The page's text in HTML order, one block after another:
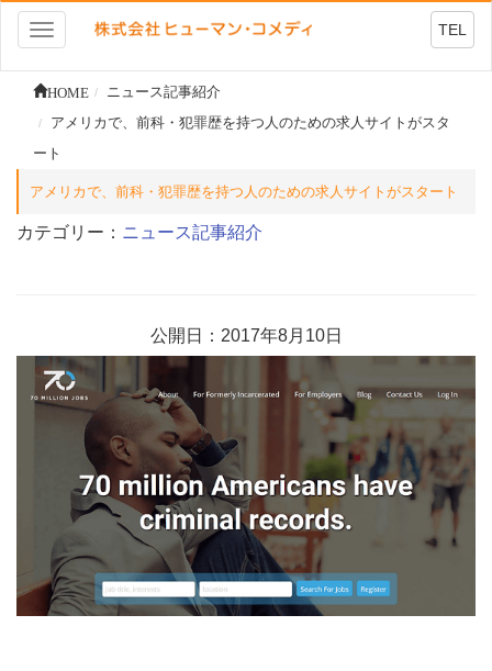
Toggle
navigation
TEL
HOME
ニュース記事紹介
アメリカで、前科・犯罪歴を持つ人のための求人サイトがスタ
ート
アメリカで、前科・犯罪歴を持つ人のための求人サイトがスタート
カテゴリー： ニュース記事紹介
公開日：2017年8月10日